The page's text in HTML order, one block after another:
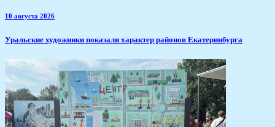
10 августа 2026
Уральские художники показали характер районов Екатеринбурга